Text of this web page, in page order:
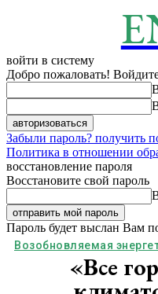
войти в систему
Добро пожаловать!
Забыли пароль? получить
Политика в отношении
восстановление пароля
Восстановите свой пароль
Пароль будет выслан Вам
Возобновляемая
«Все